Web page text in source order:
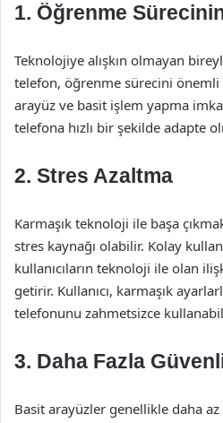
1. Öğrenme
Teknolojiye alışkın olmayan
telefon, öğrenme sürecini önemli
arayüz ve basit işlem yapma
telefona hızlı bir şekilde adapte
2. Stres Azaltma
Karmaşık teknoloji ile başa
stres kaynağı olabilir. Kolay
kullanıcıların teknoloji ile olan
getirir. Kullanıcı, karmaşık
telefonunu zahmetsizce
3. Daha Fazla
Basit arayüzler genellikle daha